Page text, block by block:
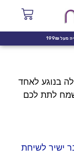
199₪
בנוגע לאחד
לתת לכם
ישיר לשיחת